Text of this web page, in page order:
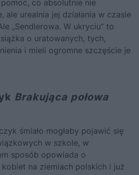
co absolutnie nie
ale urealnia jej działania w czasie
„Sendlerowa. W ukryciu” to
o uratowanych, tych,
i mieli ogromne szczęście je
Brakująca połowa
śmiało mogłaby pojawić się
w szkole, w
sposób opowiada o
na ziemiach polskich i już